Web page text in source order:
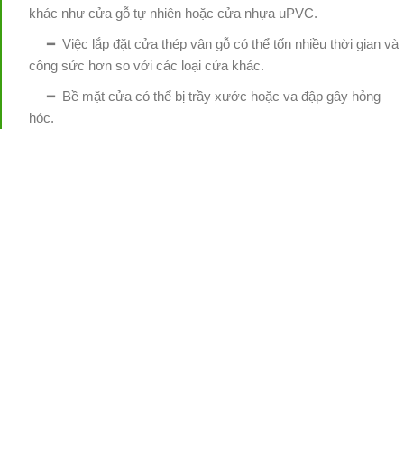
khác như cửa gỗ tự nhiên hoặc cửa nhựa uPVC.
━ Việc lắp đặt cửa thép vân gỗ có thể tốn nhiều thời gian và
công sức hơn so với các loại cửa khác.
━ Bề mặt cửa có thể bị trầy xước hoặc va đập gây hỏng
hóc.